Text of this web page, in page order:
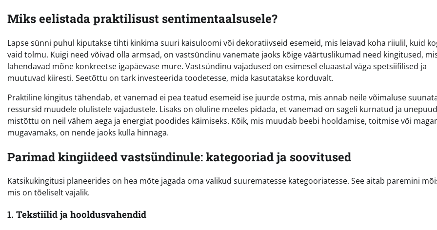
Miks eelistada praktilisust sentimentaalsusele?
Lapse sünni puhul kiputakse tihti kinkima suuri kaisuloomi või dekoratiivseid esemeid, mis leiavad koha riiulil, kuid
vaid tolmu. Kuigi need võivad olla armsad, on vastsündinu vanemate jaoks kõige väärtuslikumad need kingitused,
lahendavad mõne konkreetse igapäevase mure. Vastsündinu vajadused on esimesel eluaastal väga spetsiifilised ja
muutuvad kiiresti. Seetõttu on tark investeerida toodetesse, mida kasutatakse korduvalt.
Praktiline kingitus tähendab, et vanemad ei pea teatud esemeid ise juurde ostma, mis annab neile võimaluse
ressursid muudele olulistele vajadustele. Lisaks on oluline meeles pidada, et vanemad on sageli kurnatud ja
mistõttu on neil vähem aega ja energiat poodides käimiseks. Kõik, mis muudab beebi hooldamise, toitmise või
mugavamaks, on nende jaoks kulla hinnaga.
Parimad kingiideed vastsündinule: kategooriad ja soovitused
Katsikukingitusi planeerides on hea mõte jagada oma valikud suurematesse kategooriatesse. See aitab paremini
mis on tõeliselt vajalik.
1. Tekstiilid ja hooldusvahendid